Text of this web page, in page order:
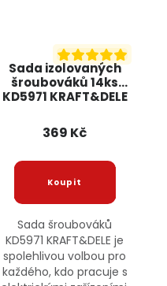
Sada izolovaných
šroubováků 14ks
KD5971 KRAFT&DELE
369 Kč
Sada šroubováků
KD5971 KRAFT&DELE je
spolehlivou volbou pro
každého, kdo pracuje s